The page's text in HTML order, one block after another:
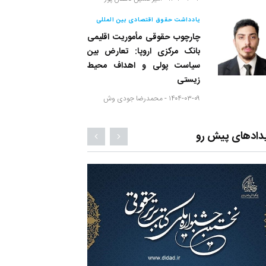
یادداشت حقوق اقتصادی بین المللی
چارچوب حقوقی مأموریت اقلیمی
بانک مرکزی اروپا: تعارض بین
سیاست پولی و اهداف محیط
زیستی
۱۴۰۴-۰۳-۰۹ - محمدرضا جودی وش
پیش رو